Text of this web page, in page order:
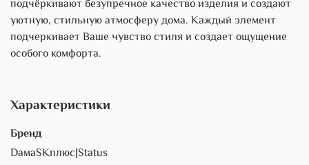
подчёркивают безупречное качество изделия и создают
уютную, стильную атмосферу дома. Каждый элемент
подчеркивает Ваше чувство стиля и создает ощущение
особого комфорта.
Характеристики
Бренд
DaмaSKплюс|Status